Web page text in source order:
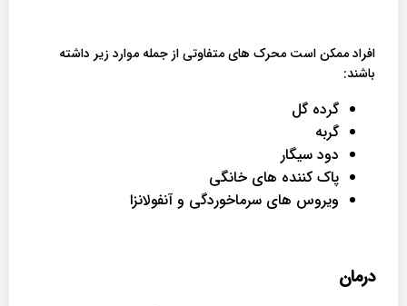
افراد ممکن است محرک های متفاوتی از جمله موارد زیر داشته
باشند:
گرده گل
گربه
دود سیگار
پاک کننده های خانگی
ویروس های سرماخوردگی و آنفولانزا
درمان